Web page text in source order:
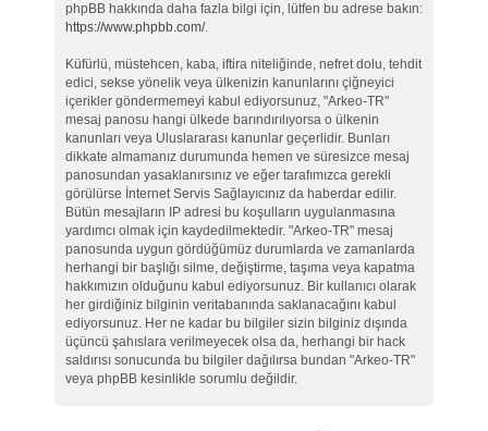
phpBB hakkında daha fazla bilgi için, lütfen bu adrese bakın:
https://www.phpbb.com/.
Küfürlü, müstehcen, kaba, iftira niteliğinde, nefret dolu, tehdit
edici, sekse yönelik veya ülkenizin kanunlarını çiğneyici
içerikler göndermemeyi kabul ediyorsunuz, "Arkeo-TR"
mesaj panosu hangi ülkede barındırılıyorsa o ülkenin
kanunları veya Uluslararası kanunlar geçerlidir. Bunları
dikkate almamanız durumunda hemen ve süresizce mesaj
panosundan yasaklanırsınız ve eğer tarafımızca gerekli
görülürse İnternet Servis Sağlayıcınız da haberdar edilir.
Bütün mesajların IP adresi bu koşulların uygulanmasına
yardımcı olmak için kaydedilmektedir. "Arkeo-TR" mesaj
panosunda uygun gördüğümüz durumlarda ve zamanlarda
herhangi bir başlığı silme, değiştirme, taşıma veya kapatma
hakkımızın olduğunu kabul ediyorsunuz. Bir kullanıcı olarak
her girdiğiniz bilginin veritabanında saklanacağını kabul
ediyorsunuz. Her ne kadar bu bilgiler sizin bilginiz dışında
üçüncü şahıslara verilmeyecek olsa da, herhangi bir hack
saldırısı sonucunda bu bilgiler dağılırsa bundan "Arkeo-TR"
veya phpBB kesinlikle sorumlu değildir.